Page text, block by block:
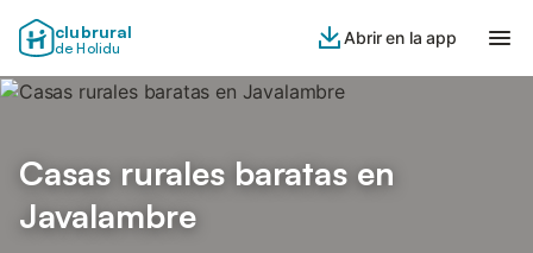
clubrural
de Holidu
Abrir en la app
Casas rurales baratas en
Javalambre